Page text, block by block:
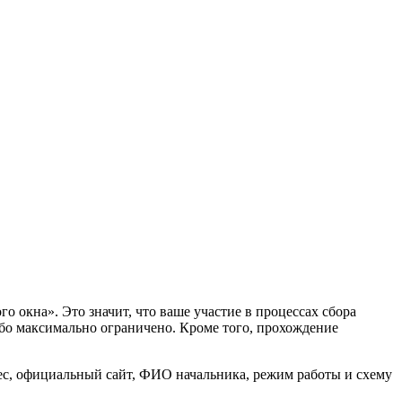
Это значит, что ваше участие в процессах сбора
максимально ограничено. Кроме того, прохождение
официальный сайт, ФИО начальника, режим работы и схему